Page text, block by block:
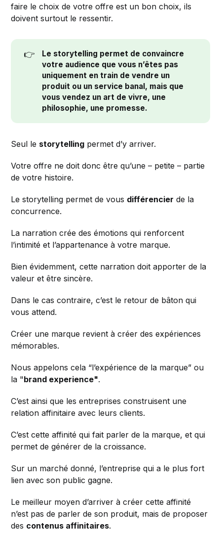
faire le choix de votre offre est un bon choix, ils
doivent surtout le ressentir.
👉
Le storytelling permet de convaincre
votre audience que vous n’êtes pas
uniquement en train de vendre un
produit ou un service banal, mais que
vous vendez un art de vivre, une
philosophie, une promesse.
Seul le storytelling permet d’y arriver.
Votre offre ne doit donc être qu’une – petite – partie
de votre histoire.
Le storytelling permet de vous différencier de la
concurrence.
La narration crée des émotions qui renforcent
l’intimité et l’appartenance à votre marque.
Bien évidemment, cette narration doit apporter de la
valeur et être sincère.
Dans le cas contraire, c’est le retour de bâton qui
vous attend.
Créer une marque revient à créer des expériences
mémorables.
Nous appelons cela “l’expérience de la marque” ou
la "brand experience".
C’est ainsi que les entreprises construisent une
relation affinitaire avec leurs clients.
C’est cette affinité qui fait parler de la marque, et qui
permet de générer de la croissance.
Sur un marché donné, l’entreprise qui a le plus fort
lien avec son public gagne.
Le meilleur moyen d’arriver à créer cette affinité
n’est pas de parler de son produit, mais de proposer
des contenus affinitaires.